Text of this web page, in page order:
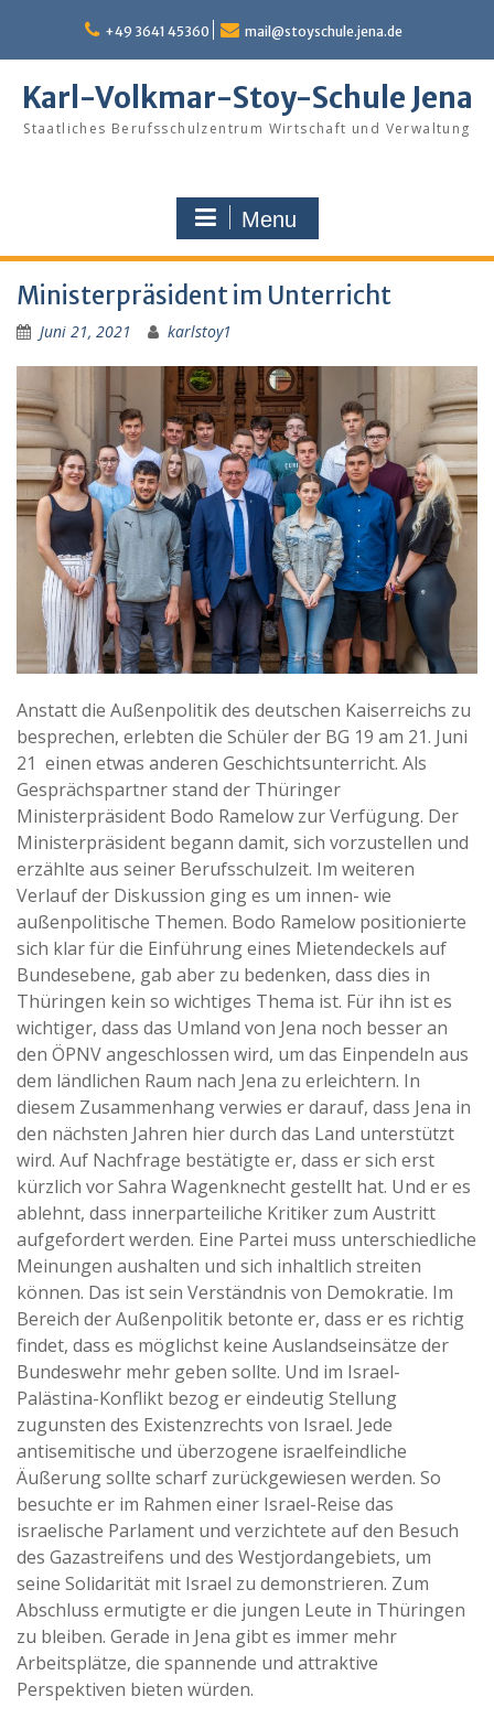
content
+49 3641 45360 mail@stoyschule.jena.de
Karl-Volkmar-Stoy-Schule Jena
Staatliches Berufsschulzentrum Wirtschaft und Verwaltung
Menu
Ministerpräsident im Unterricht
Juni 21, 2021 karlstoy1
Anstatt die Außenpolitik des deutschen Kaiserreichs zu
besprechen, erlebten die Schüler der BG 19 am 21. Juni
21 einen etwas anderen Geschichtsunterricht. Als
Gesprächspartner stand der Thüringer
Ministerpräsident Bodo Ramelow zur Verfügung. Der
Ministerpräsident begann damit, sich vorzustellen und
erzählte aus seiner Berufsschulzeit. Im weiteren
Verlauf der Diskussion ging es um innen- wie
außenpolitische Themen. Bodo Ramelow positionierte
sich klar für die Einführung eines Mietendeckels auf
Bundesebene, gab aber zu bedenken, dass dies in
Thüringen kein so wichtiges Thema ist. Für ihn ist es
wichtiger, dass das Umland von Jena noch besser an
den ÖPNV angeschlossen wird, um das Einpendeln aus
dem ländlichen Raum nach Jena zu erleichtern. In
diesem Zusammenhang verwies er darauf, dass Jena in
den nächsten Jahren hier durch das Land unterstützt
wird. Auf Nachfrage bestätigte er, dass er sich erst
kürzlich vor Sahra Wagenknecht gestellt hat. Und er es
ablehnt, dass innerparteiliche Kritiker zum Austritt
aufgefordert werden. Eine Partei muss unterschiedliche
Meinungen aushalten und sich inhaltlich streiten
können. Das ist sein Verständnis von Demokratie. Im
Bereich der Außenpolitik betonte er, dass er es richtig
findet, dass es möglichst keine Auslandseinsätze der
Bundeswehr mehr geben sollte. Und im Israel-
Palästina-Konflikt bezog er eindeutig Stellung
zugunsten des Existenzrechts von Israel. Jede
antisemitische und überzogene israelfeindliche
Äußerung sollte scharf zurückgewiesen werden. So
besuchte er im Rahmen einer Israel-Reise das
israelische Parlament und verzichtete auf den Besuch
des Gazastreifens und des Westjordangebiets, um
seine Solidarität mit Israel zu demonstrieren. Zum
Abschluss ermutigte er die jungen Leute in Thüringen
zu bleiben. Gerade in Jena gibt es immer mehr
Arbeitsplätze, die spannende und attraktive
Perspektiven bieten würden.